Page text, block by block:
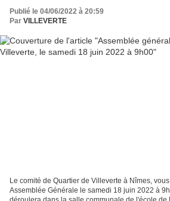
Publié le 04/06/2022 à 20:59
Par VILLEVERTE
Le comité de Quartier de Villeverte à Nîmes,
Assemblée Générale le samedi 18 juin 2022 à